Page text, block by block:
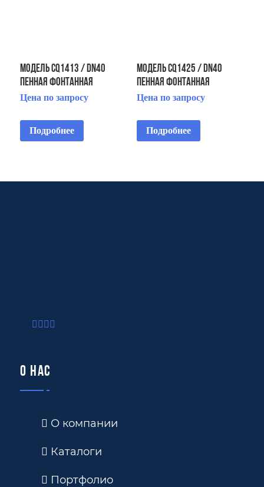
Модель CQ1413 / DN40
Пенная фонтанная
насадка «Бублер»
Цена по запросу
Подробнее
Модель CQ1425 / DN40
Пенная фонтанная
насадка «Бублер»
Цена по запросу
Подробнее
О нас
О компании
Каталоги
Портфолио